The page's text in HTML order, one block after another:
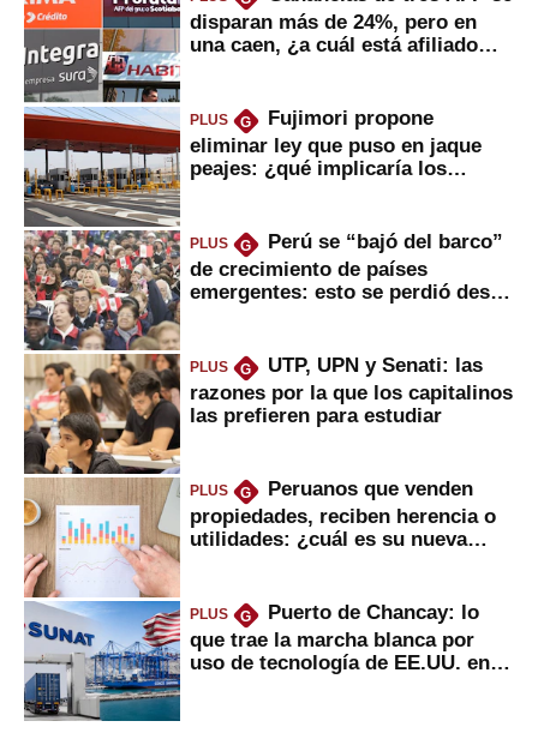
disparan más de 24%, pero en
una caen, ¿a cuál está afiliado
PLUS G
Fujimori propone
eliminar ley que puso en jaque
peajes: ¿qué implicaría los
PLUS G
Perú se “bajó del barco”
de crecimiento de países
emergentes: esto se perdió desde
PLUS G
UTP, UPN y Senati: las
razones por la que los capitalinos
las prefieren para estudiar
PLUS G
Peruanos que venden
propiedades, reciben herencia o
utilidades: ¿cuál es su nueva
PLUS G
Puerto de Chancay: lo
que trae la marcha blanca por
uso de tecnología de EE.UU. en